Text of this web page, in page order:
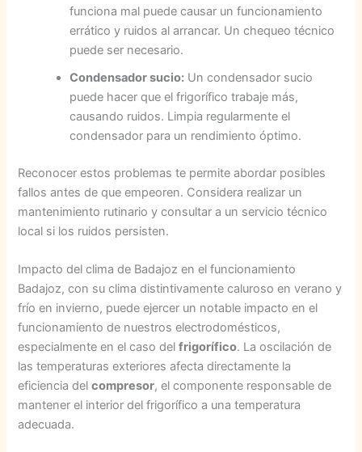
funciona mal puede causar un funcionamiento
errático y ruidos al arrancar. Un chequeo técnico
puede ser necesario.
Condensador sucio: Un condensador sucio
puede hacer que el frigorífico trabaje más,
causando ruidos. Limpia regularmente el
condensador para un rendimiento óptimo.
Reconocer estos problemas te permite abordar posibles
fallos antes de que empeoren. Considera realizar un
mantenimiento rutinario y consultar a un servicio técnico
local si los ruidos persisten.
Impacto del clima de Badajoz en el funcionamiento
Badajoz, con su clima distintivamente caluroso en verano y
frío en invierno, puede ejercer un notable impacto en el
funcionamiento de nuestros electrodomésticos,
especialmente en el caso delfrigorífico. La oscilación de
las temperaturas exteriores afecta directamente la
eficiencia delcompresor, el componente responsable de
mantener el interior del frigorífico a una temperatura
adecuada.